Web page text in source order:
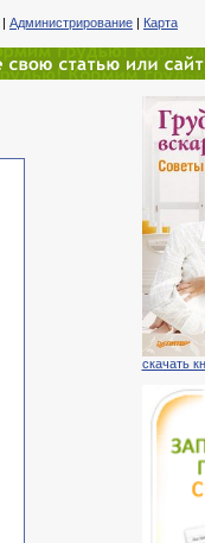
| Администрирование | Карта
скачать